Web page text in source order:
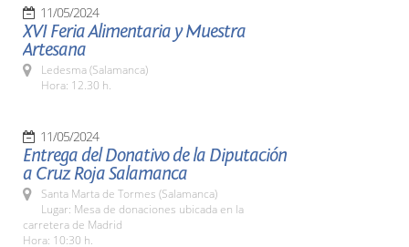
11/05/2024
XVI Feria Alimentaria y Muestra
Artesana
Ledesma (Salamanca)
Hora: 12.30 h.
11/05/2024
Entrega del Donativo de la Diputación
a Cruz Roja Salamanca
Santa Marta de Tormes (Salamanca)
Lugar: Mesa de donaciones ubicada en la
carretera de Madrid
Hora: 10:30 h.